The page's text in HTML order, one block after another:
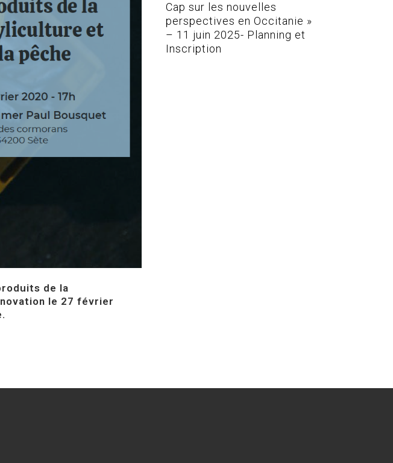
de la
le 27 février
Cap sur les nouvelles
perspectives en Occitanie »
– 11 juin 2025- Planning et
Inscription